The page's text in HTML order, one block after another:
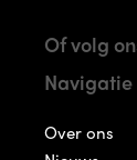
Of volg
Navigatie
Over ons